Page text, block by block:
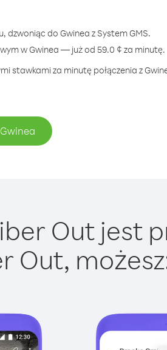
dzwoniąc do Gwinea z System GMS.
w Gwinea — już od 59.0 ¢ za minutę.
stawkami za minutę połączenia z
Out jest
Out,